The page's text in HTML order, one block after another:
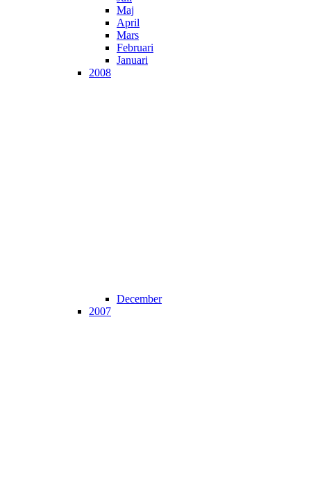
Maj
April
Mars
Februari
Januari
2008
December
2007